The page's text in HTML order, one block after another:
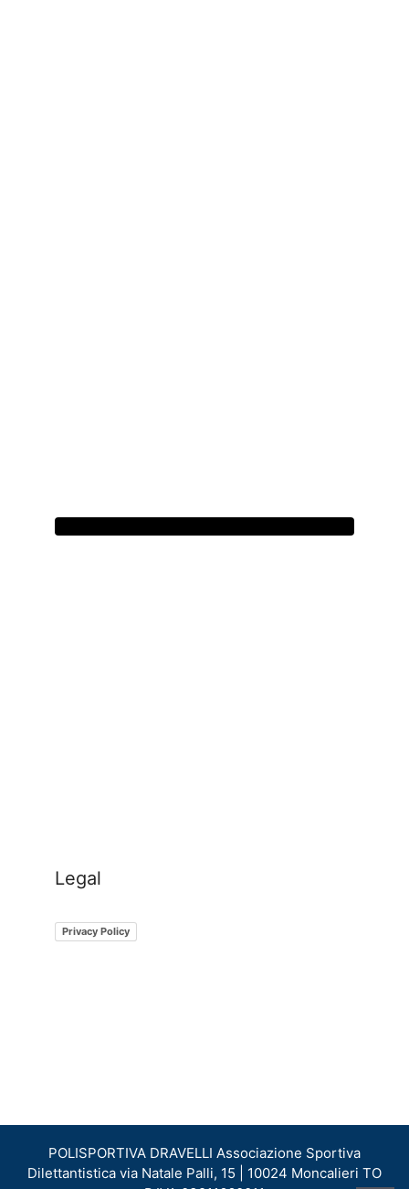
Legal
Privacy Policy
POLISPORTIVA​ ​DRAVELLI Associazione Sportiva
Dilettantistica via Natale Palli, 15 | 10024 Moncalieri TO